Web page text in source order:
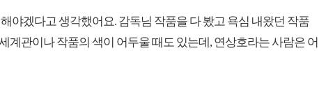
야겠다고 생각했어요. 감독님 작품을 다 봤고 욕심 내왔던 작품
계관이나 작품의 색이 어두울 때도 있는데, 연상호라는 사람은 어